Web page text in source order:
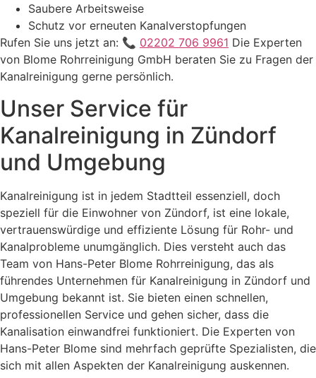
Saubere Arbeitsweise
Schutz vor erneuten Kanalverstopfungen
Rufen Sie uns jetzt an: 📞 02202 706 9961 Die Experten
von Blome Rohrreinigung GmbH beraten Sie zu Fragen der
Kanalreinigung gerne persönlich.
Unser Service für
Kanalreinigung in Zündorf
und Umgebung
Kanalreinigung ist in jedem Stadtteil essenziell, doch
speziell für die Einwohner von Zündorf, ist eine lokale,
vertrauenswürdige und effiziente Lösung für Rohr- und
Kanalprobleme unumgänglich. Dies versteht auch das
Team von Hans-Peter Blome Rohrreinigung, das als
führendes Unternehmen für Kanalreinigung in Zündorf und
Umgebung bekannt ist. Sie bieten einen schnellen,
professionellen Service und gehen sicher, dass die
Kanalisation einwandfrei funktioniert. Die Experten von
Hans-Peter Blome sind mehrfach geprüfte Spezialisten, die
sich mit allen Aspekten der Kanalreinigung auskennen.